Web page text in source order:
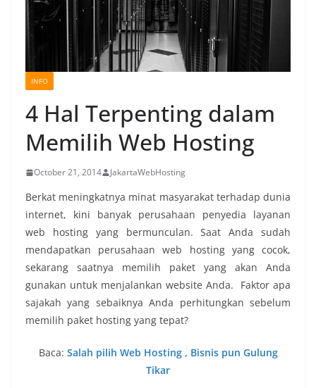
INFO
4 Hal Terpenting dalam
Memilih Web Hosting
October 21, 2014 JakartaWebHosting
Berkat meningkatnya minat masyarakat terhadap dunia
internet, kini banyak perusahaan penyedia layanan
web hosting yang bermunculan. Saat Anda sudah
mendapatkan perusahaan web hosting yang cocok,
sekarang saatnya memilih paket yang akan Anda
gunakan untuk menjalankan website Anda. Faktor apa
sajakah yang sebaiknya Anda perhitungkan sebelum
memilih paket hosting yang tepat?
Baca: Salah pilih Web Hosting , Bisnis pun Gulung
Tikar